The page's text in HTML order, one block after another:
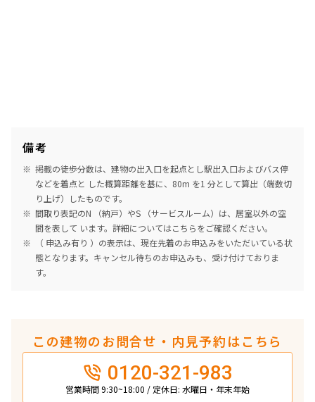
備考
掲載の徒歩分数は、建物の出入口を起点とし駅出入口およびバス停
などを着点と した概算距離を基に、80m を1 分として算出（端数切
り上げ）したものです。
間取り表記のN （納戸）やS （サービスルーム）は、居室以外の空
間を表して います。詳細についてはこちらをご確認ください。
（ 申込み有り ）の表示は、現在先着のお申込みをいただいている状
態となります。キャンセル待ちのお申込みも、受け付けておりま
す。
この建物のお問合せ・内見予約はこちら
0120-321-983
営業時間 9:30~18:00 / 定休日: 水曜日・年末年始